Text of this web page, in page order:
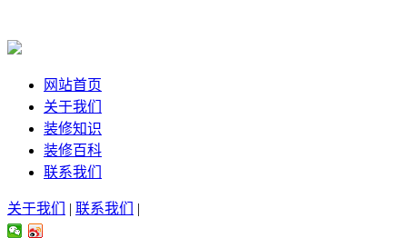
网站首页
关于我们
装修知识
装修百科
联系我们
关于我们 | 联系我们 |